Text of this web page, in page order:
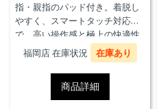
指・親指のパッド付き。着脱し
やすく、スマートタッチ対応
で、高い操作感と極上の快適性
を実現。
福岡店 在庫状況 在庫あり
商品詳細